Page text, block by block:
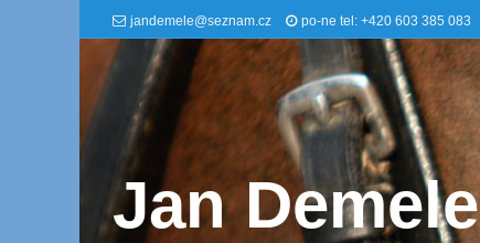
jandemele@seznam.cz po-ne tel: +420 603 385 083
Jan Demele